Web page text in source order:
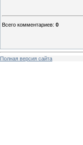
Всего комментариев: 0
Полная версия сайта